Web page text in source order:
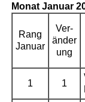
Monat Januar
Rang
Januar
Ver-
änder
ung
1 1